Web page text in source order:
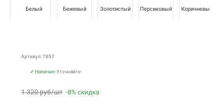
Белый Бежевый Золотистый Персиковый Коричневый
Артикул: 7857
✓ Наличие:Уточняйте
1 320 руб/шт -8% скидка